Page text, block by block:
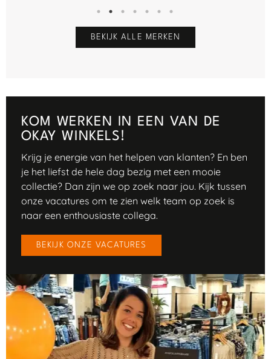
BEKIJK ALLE MERKEN
KOM WERKEN IN EEN VAN DE
OKAY WINKELS!
Krijg je energie van het helpen van klanten? En ben
je het liefst de hele dag bezig met een mooie
collectie? Dan zijn we op zoek naar jou. Kijk tussen
onze vacatures om te zien welk team op zoek is
naar een enthousiaste collega.
BEKIJK ONZE VACATURES